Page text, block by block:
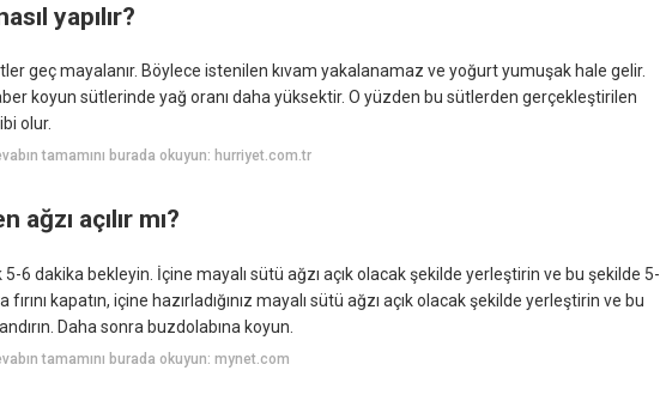
yapılır?
geç mayalanır. Böylece istenilen kıvam yakalanamaz ve yoğurt yumuşak hale gelir.
koyun sütlerinde yağ oranı daha yüksektir. O yüzden bu sütlerden gerçekleştirilen
olur.
tamamını burada okuyun: hurriyet.com.tr
açılır mı?
5-6 dakika bekleyin. İçine mayalı sütü ağzı açık olacak şekilde yerleştirin ve bu şekilde 5-
kapatın, içine hazırladığınız mayalı sütü ağzı açık olacak şekilde yerleştirin ve bu
Daha sonra buzdolabına koyun.
tamamını burada okuyun: mynet.com